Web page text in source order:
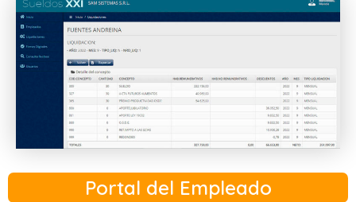
Portal del Empleado